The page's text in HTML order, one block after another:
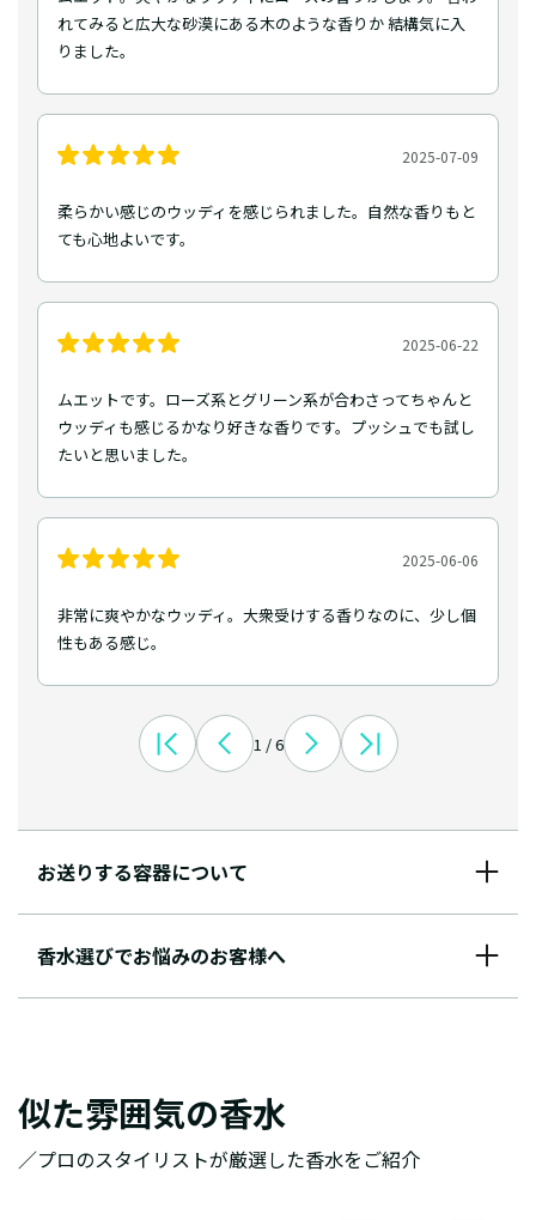
れてみると広大な砂漠にある木のような香りか 結構気に入
りました。
2025-07-09
柔らかい感じのウッディを感じられました。自然な香りもと
ても心地よいです。
2025-06-22
ムエットです。ローズ系とグリーン系が合わさってちゃんと
ウッディも感じるかなり好きな香りです。プッシュでも試し
たいと思いました。
2025-06-06
非常に爽やかなウッディ。大衆受けする香りなのに、少し個
性もある感じ。
1 / 6
お送りする容器について
香水選びでお悩みのお客様へ
似た雰囲気の香水
／プロのスタイリストが厳選した香水をご紹介